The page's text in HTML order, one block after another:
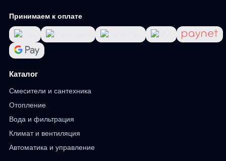
Принимаем к оплате
Каталог
Смесители и сантехника
Отопление
Вода и фильтрация
Климат и вентиляция
Автоматика и управление